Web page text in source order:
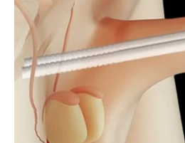
Na emotivnom planu, nova
ste bili u odnosu koji vas guši,
sada dolazi trenutak istine. Vi
emocije, skrivene namere ili
drugi da biste bili voljeni.
Za slobodne Vodolije, pojavljuje